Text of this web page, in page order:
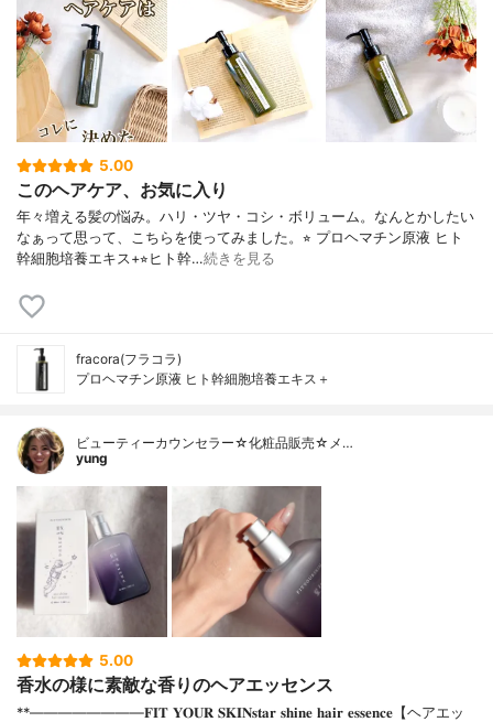
5.00
このヘアケア、お気に入り
年々増える髪の悩み。ハリ・ツヤ・コシ・ボリューム。なんとかしたい
なぁって思って、こちらを使ってみました。⭐︎ プロヘマチン原液 ヒト
幹細胞培養エキス+⭐︎ヒト幹…続きを見る
fracora(フラコラ)
プロヘマチン原液 ヒト幹細胞培養エキス＋
ビューティーカウンセラー☆化粧品販売☆メ…
yung
5.00
香水の様に素敵な香りのヘアエッセンス
**⁡————————⁡𝐅𝐈𝐓 𝐘𝐎𝐔𝐑 𝐒𝐊𝐈𝐍𝐬𝐭𝐚𝐫 𝐬𝐡𝐢𝐧𝐞 𝐡𝐚𝐢𝐫 𝐞𝐬𝐬𝐞𝐧𝐜𝐞【ヘアエッ